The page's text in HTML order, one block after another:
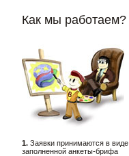
Как мы работаем?
1. Заявки принимаются в виде
заполненной анкеты-брифа